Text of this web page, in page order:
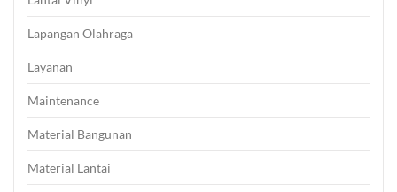
Lapangan Olahraga
Layanan
Maintenance
Material Bangunan
Material Lantai